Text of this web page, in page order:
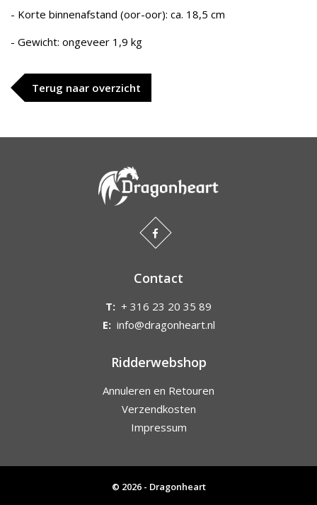
- Korte binnenafstand (oor-oor): ca. 18,5 cm
- Gewicht: ongeveer 1,9 kg
Terug naar overzicht
Contact
T: + 316 23 20 35 89
E: info@dragonheart.nl
Ridderwebshop
Annuleren en Retouren
Verzendkosten
Impressum
© 2026 - Dragonheart